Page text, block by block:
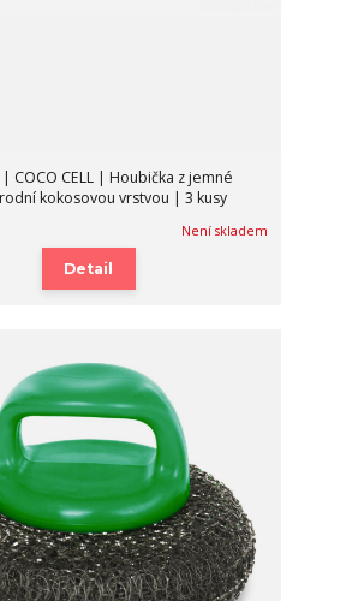
| COCO CELL | Houbička z jemné
kokosovou vrstvou | 3 kusy
Není skladem
Detail